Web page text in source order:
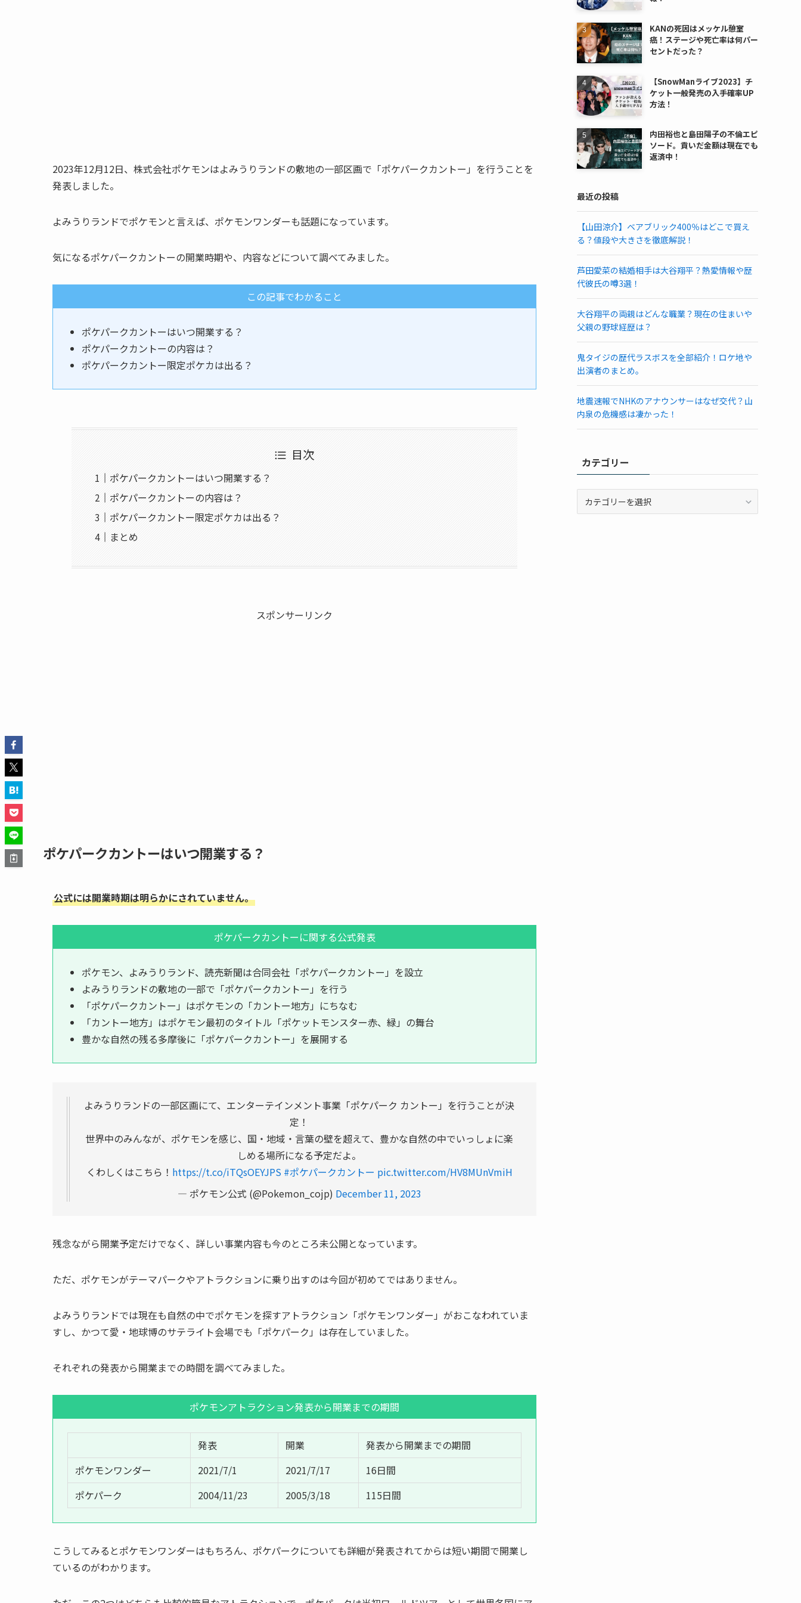
2023年12月12日、株式会社ポケモンはよみうりランドの敷地の一部区画で「ポケパークカントー」を行うことを
発表しました。
よみうりランドでポケモンと言えば、ポケモンワンダーも話題になっています。
気になるポケパークカントーの開業時期や、内容などについて調べてみました。
この記事でわかること
ポケパークカントーはいつ開業する？
ポケパークカントーの内容は？
ポケパークカントー限定ポケカは出る？
目次
ポケパークカントーはいつ開業する？
ポケパークカントーの内容は？
ポケパークカントー限定ポケカは出る？
まとめ
スポンサーリンク
ポケパークカントーはいつ開業する？
公式には開業時期は明らかにされていません。
ポケパークカントーに関する公式発表
ポケモン、よみうりランド、読売新聞は合同会社「ポケパークカントー」を設立
よみうりランドの敷地の一部で「ポケパークカントー」を行う
「ポケパークカントー」はポケモンの「カントー地方」にちなむ
「カントー地方」はポケモン最初のタイトル「ポケットモンスター赤、緑」の舞台
豊かな自然の残る多摩後に「ポケパークカントー」を展開する
よみうりランドの一部区画にて、エンターテインメント事業「ポケパーク カントー」を行うことが決
定！
世界中のみんなが、ポケモンを感じ、国・地域・言葉の壁を超えて、豊かな自然の中でいっしょに楽
しめる場所になる予定だよ。
くわしくはこちら！ https://t.co/iTQsOEYJPS #ポケパークカントー pic.twitter.com/HV8MUnVmiH
— ポケモン公式 (@Pokemon_cojp) December 11, 2023
残念ながら開業予定だけでなく、詳しい事業内容も今のところ未公開となっています。
ただ、ポケモンがテーマパークやアトラクションに乗り出すのは今回が初めてではありません。
よみうりランドでは現在も自然の中でポケモンを探すアトラクション「ポケモンワンダー」がおこなわれていま
すし、かつて愛・地球博のサテライト会場でも「ポケパーク」は存在していました。
それぞれの発表から開業までの時間を調べてみました。
ポケモンアトラクション発表から開業までの期間
発表 開業
発表から開業までの期間
ポケモンワンダー
2021/7/1 2021/7/17
16日間
ポケパーク
2004/11/23 2005/3/18 115日間
こうしてみるとポケモンワンダーはもちろん、ポケパークについても詳細が発表されてからは短い期間で開業し
ているのがわかります。
KANの死因はメッケル憩室
癌！ステージや死亡率は何パー
セントだった？
【SnowManライブ2023】チ
ケット一般発売の入手確率UP
方法！
内田裕也と島田陽子の不倫エピ
ソード。貢いだ金額は現在でも
返済中！
最近の投稿
【山田涼介】ベアブリック400％はどこで買え
る？値段や大きさを徹底解説！
芦田愛菜の結婚相手は大谷翔平？熱愛情報や歴
代彼氏の噂3選！
大谷翔平の両親はどんな職業？現在の住まいや
父親の野球経歴は？
鬼タイジの歴代ラスボスを全部紹介！ロケ地や
出演者のまとめ。
地震速報でNHKのアナウンサーはなぜ交代？山
内泉の危機感は凄かった！
カテゴリー